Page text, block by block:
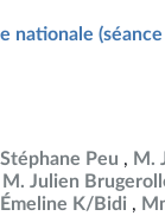
nationale (séance
Peu
M.
M. Julien
K/Bidi